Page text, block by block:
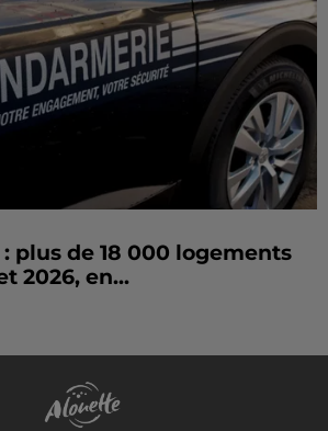
plus de 18 000 logements
2026, en...